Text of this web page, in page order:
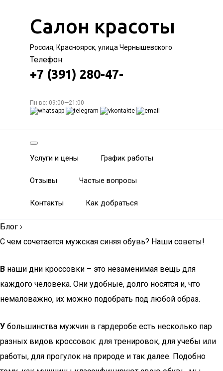
Салон красоты
Россия, Красноярск, улица Чернышевского
Телефон:
+7 (391) 280-47-
Пн-вс: 09:00—21:00
Услуги и цены График работы
Отзывы Частые вопросы
Контакты Как добраться
Блог ›
С чем сочетается мужская синяя обувь? Наши советы!
В наши дни кроссовки – это незаменимая вещь для
каждого человека. Они удобные, долго носятся и, что
немаловажно, их можно подобрать под любой образ.
У большинства мужчин в гардеробе есть несколько пар
разных видов кроссовок: для тренировок, для учебы или
работы, для прогулок на природе и так далее. Подобно